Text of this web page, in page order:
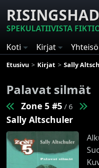
SPEKULATIIVISTA
Koti
Kirjat Yhteisö
Etusivu Kirjat Sally
Palavat silmät
Zone 5 #5 / 6
Sally Altschuler